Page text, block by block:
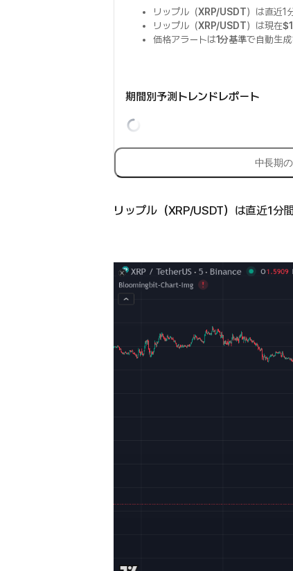
リップル（XRP/USDT）は直近1
リップル（XRP/USDT）は現在
価格アラートは1分基準で自動生成
期間別予測トレンドレポート
中長期
リップル（XRP/USDT）は直近1分